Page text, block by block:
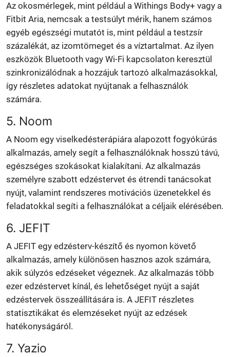
Az okosmérlegek, mint például a Withings Body+ vagy a
Fitbit Aria, nemcsak a testsúlyt mérik, hanem számos
egyéb egészségi mutatót is, mint például a testzsír
százalékát, az izomtömeget és a víztartalmat. Az ilyen
eszközök Bluetooth vagy Wi-Fi kapcsolaton keresztül
szinkronizálódnak a hozzájuk tartozó alkalmazásokkal,
így részletes adatokat nyújtanak a felhasználók
számára.
5. Noom
A Noom egy viselkedésterápiára alapozott fogyókúrás
alkalmazás, amely segít a felhasználóknak hosszú távú,
egészséges szokásokat kialakítani. Az alkalmazás
személyre szabott edzéstervet és étrendi tanácsokat
nyújt, valamint rendszeres motivációs üzenetekkel és
feladatokkal segíti a felhasználókat a céljaik elérésében.
6. JEFIT
A JEFIT egy edzésterv-készítő és nyomon követő
alkalmazás, amely különösen hasznos azok számára,
akik súlyzós edzéseket végeznek. Az alkalmazás több
ezer edzéstervet kínál, és lehetőséget nyújt a saját
edzéstervek összeállítására is. A JEFIT részletes
statisztikákat és elemzéseket nyújt az edzések
hatékonyságáról.
7. Yazio